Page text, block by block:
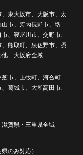
東大阪市、大阪市、太
市、河内長野市、堺
、寝屋川市、交野市、
熊取町、泉佐野市、摂
他 大阪府全域
市、上牧町、河合町、
葛城市、大和高田市、
賀県・三重県全域
のみ対応）